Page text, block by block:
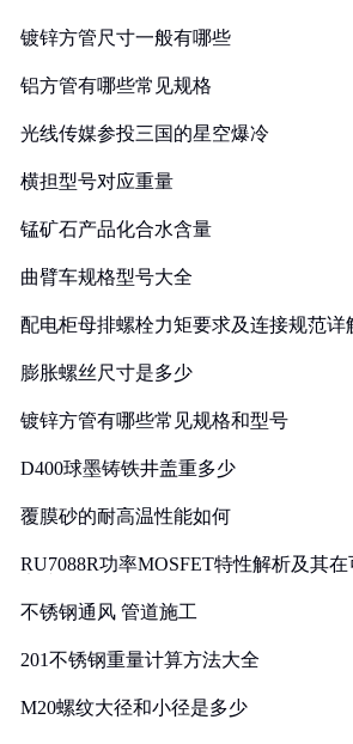
镀锌方管尺寸一般有哪些
铝方管有哪些常见规格
光线传媒参投三国的星空爆冷
横担型号对应重量
锰矿石产品化合水含量
曲臂车规格型号大全
配电柜母排螺栓力矩要求及连接规范详
膨胀螺丝尺寸是多少
镀锌方管有哪些常见规格和型号
D400球墨铸铁井盖重多少
覆膜砂的耐高温性能如何
RU7088R功率MOSFET特性解析及其
不锈钢通风 管道施工
201不锈钢重量计算方法大全
M20螺纹大径和小径是多少